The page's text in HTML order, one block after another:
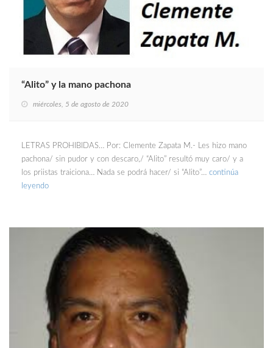
“Alito” y la mano pachona
miércoles, 5 de agosto de 2020
LETRAS PROHIBIDAS… Por: Clemente Zapata M.- Les hizo mano
pachona/ sin pudor y con descaro,/ “Alito” resultó muy caro/ y a
los priistas traiciona… Nada se podrá hacer/ si “Alito”… continúa
leyendo